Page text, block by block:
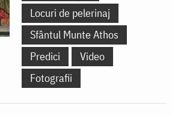
Locuri de pelerinaj
Sfântul Munte Athos
Predici
Video
Fotografii